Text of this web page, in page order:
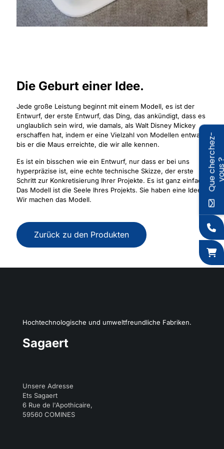
Die Geburt einer Idee.
Jede große Leistung beginnt mit einem Modell, es ist der
Entwurf, der erste Entwurf, das Ding, das ankündigt, dass es
unglaublich sein wird, wie damals, als Walt Disney Mickey
erschaffen hat, indem er eine Vielzahl von Modellen entwarf,
bis er die Maus erreichte, die wir alle kennen.
Es ist ein bisschen wie ein Entwurf, nur dass er bei uns
hyperpräzise ist, eine echte technische Skizze, der erste
Schritt zur Konkretisierung Ihrer Projekte. Es ist ganz einfach:
Das Modell ist die Seele Ihres Projekts. Sie haben eine Idee?
Wir machen das Modell.
Zurück zu den Produkten
Hochtechnologische und umweltfreundliche Fabriken.
Sagaert
Unsere Adresse
Ets Sagaert
6 Rue de l'Apothicaire,
59560 COMINES
Q
u
e
c
h
e
r
c
h
e
z
-
v
o
u
s